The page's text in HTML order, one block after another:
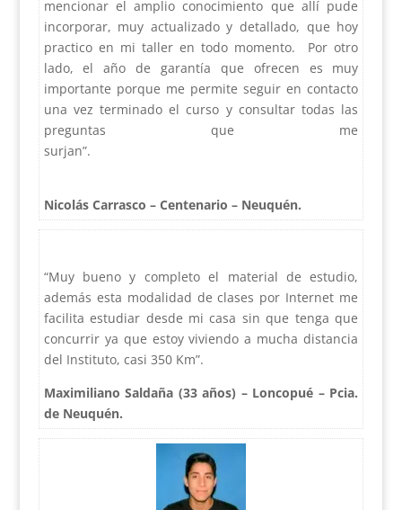
mencionar el amplio conocimiento que allí pude
incorporar, muy actualizado y detallado, que hoy
practico en mi taller en todo momento. Por otro
lado, el año de garantía que ofrecen es muy
importante porque me permite seguir en contacto
una vez terminado el curso y consultar todas las
preguntas que me
surjan”.
Nicolás Carrasco – Centenario – Neuquén.
“Muy bueno y completo el material de estudio,
además esta modalidad de clases por Internet me
facilita estudiar desde mi casa sin que tenga que
concurrir ya que estoy viviendo a mucha distancia
del Instituto, casi 350 Km”.
Maximiliano Saldaña (33 años) – Loncopué – Pcia.
de Neuquén.